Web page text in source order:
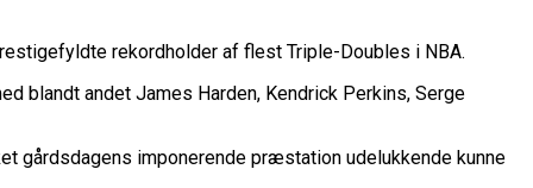
Cup
rekordholder af flest Triple-Doubles i NBA.
blandt andet James Harden, Kendrick Perkins, Serge
gårdsdagens imponerende præstation udelukkende kunne